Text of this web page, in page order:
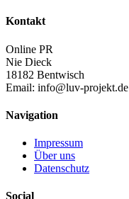
Kontakt
Online PR
Nie Dieck
18182 Bentwisch
Email: info@luv-projekt.de
Navigation
Impressum
Über uns
Datenschutz
Social